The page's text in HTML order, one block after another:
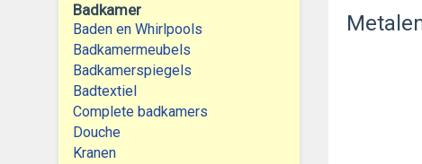
Badkamer
Baden en Whirlpools
Badkamermeubels
Badkamerspiegels
Badtextiel
Complete badkamers
Douche
Kranen